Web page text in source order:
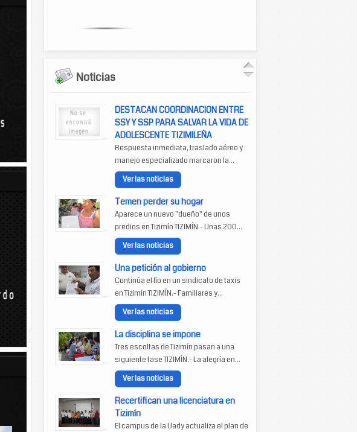
ya
Noticias
DESTACAN COORDINACION ENTRE
SSY Y SSP PARA SALVAR LA VIDA DE
ADOLESCENTE TIZIMILEÑA
Respuesta inmediata, traslado aéreo y
manejo especializado marcaron la...
Ver las noticias
Temen perder su hogar
Aparece un nuevo "dueño" de unos
predios en Tizimín TIZIMÍN.- Unas 200...
Ver las noticias
Una petición al gobierno
Continúa el lío en un sindicato de taxis
en Tizimín TIZIMÍN.- Familiares y...
Ver las noticias
La disciplina se impone
Tres escoltas de Tizimín pasan a una
siguiente fase TIZIMÍN.- La alegría en...
Ver las noticias
Recertifican una licenciatura en
Tizimín
El campus de la Uady actualiza el plan de